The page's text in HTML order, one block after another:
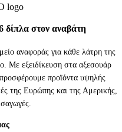
στον αναβάτη
αναφοράς για κάθε λάτρη της
Με εξειδίκευση στα αξεσουάρ
προϊόντα υψηλής
της Ευρώπης και της Αμερικής,